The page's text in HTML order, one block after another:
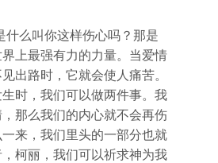
什么叫你这样伤心吗？那是
上最强有力的力量。当爱情
出路时，它就会使人痛苦。
时，我们可以做两件事。我
那么我们的内心就不会再伤
来，我们里头的一部分也就
柯丽，我们可以祈求神为我